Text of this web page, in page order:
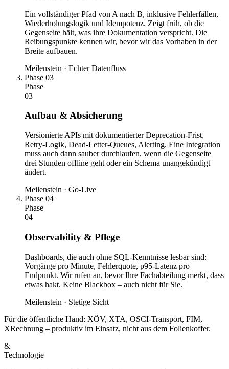
Ein vollständiger Pfad von A nach B, inklusive Fehlerfällen,
Wiederholungslogik und Idempotenz. Zeigt früh, ob die
Gegenseite hält, was ihre Dokumentation verspricht. Die
Reibungspunkte kennen wir, bevor wir das Vorhaben in der
Breite aufbauen.
Meilenstein · Echter Datenfluss
Phase 03
Phase
03
Aufbau & Absicherung
Versionierte APIs mit dokumentierter Deprecation-Frist,
Retry-Logik, Dead-Letter-Queues, Alerting. Eine Integration
muss auch dann sauber durchlaufen, wenn die Gegenseite
drei Stunden offline geht oder ein Schema unangekündigt
ändert.
Meilenstein · Go-Live
Phase 04
Phase
04
Observability & Pflege
Dashboards, die auch ohne SQL-Kenntnisse lesbar sind:
Vorgänge pro Minute, Fehlerquote, p95-Latenz pro
Endpunkt. Wir rufen an, bevor Ihre Fachabteilung merkt, dass
etwas hakt. Keine Blackbox – auch nicht für Sie.
Meilenstein · Stetige Sicht
Für die öffentliche Hand: XÖV, XTA, OSCI-Transport, FIM,
XRechnung – produktiv im Einsatz, nicht aus dem Folienkoffer.
&
Technologie